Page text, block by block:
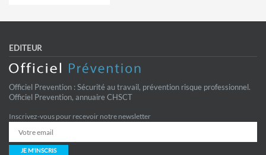
EDITEUR
Officiel Prevention : Sécurité au travail, prévention risque professionnel.
Officiel Prevention, annuaire CHSCT
Inscrivez-vous pour recevoir notre newsletter
JE M'INSCRIS